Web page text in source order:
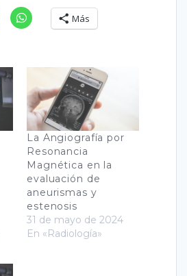
Más
La Angiografía por
Resonancia
Magnética en la
evaluación de
aneurismas y
estenosis
31 de mayo de 2024
En «Radiología»